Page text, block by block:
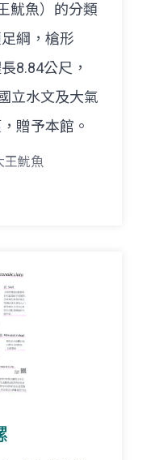
魷魚）的分類
綱，槍形
8.84公尺，
立水文及大氣
贈予本館。
王魷魚